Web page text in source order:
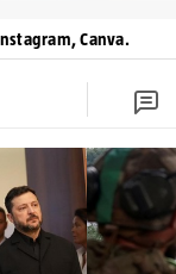
Canva.